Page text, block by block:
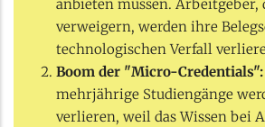
anbieten müssen. Arbeitgeber,
verweigern, werden ihre
technologischen Verfall
Boom der "Micro-Credentials":
mehrjährige Studiengänge
verlieren, weil das Wissen bei